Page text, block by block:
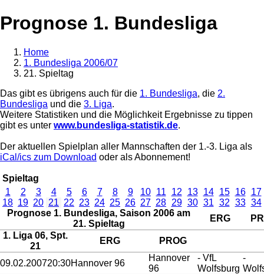
Prognose 1. Bundesliga
Home
1. Bundesliga 2006/07
21. Spieltag
Das gibt es übrigens auch für die 1. Bundesliga, die 2.
Bundesliga und die 3. Liga.
Weitere Statistiken und die Möglichkeit Ergebnisse zu tippen
gibt es unter www.bundesliga-statistik.de.
Der aktuellen Spielplan aller Mannschaften der 1.-3. Liga als
iCal/ics zum Download oder als Abonnement!
Spieltag
1
2 3 4 5 6 7 8 9 10 11 12 13 14 15 16
17
18 19 20 21 22 23 24 25 26 27 28 29 30 31 32 33 34
Prognose 1. Bundesliga, Saison 2006 am
21. Spieltag
ERG
1. Liga 06, Spt.
21
ERG PROG
09.02.200720:30Hannover 96
Hannover
96
- VfL
Wolfsburg
-